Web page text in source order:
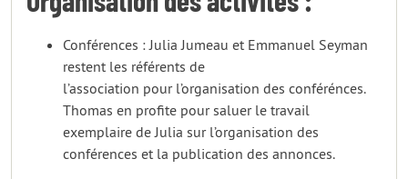
Conférences : Julia Jumeau et Emmanuel Seyman
restent les référents de
l’association pour l’organisation des conférénces.
Thomas en profite pour saluer le travail
exemplaire de Julia sur l’organisation des
conférences et la publication des annonces.